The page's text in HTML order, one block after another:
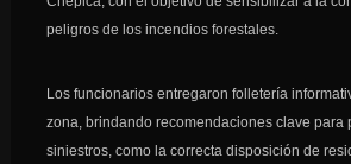
peligros de los incendios forestales.
Los funcionarios entregaron folletería
zona, brindando recomendaciones clave para
siniestros, como la correcta disposición de